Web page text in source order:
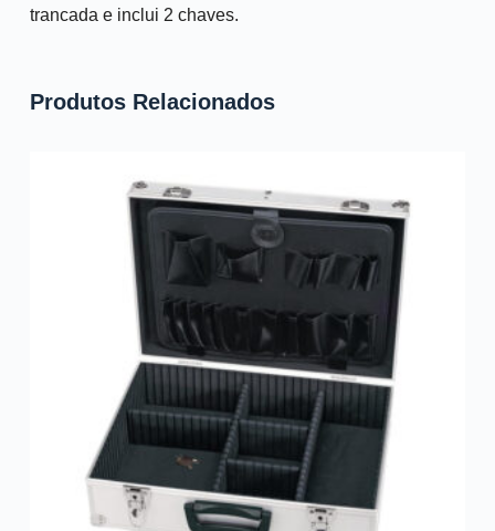
trancada e inclui 2 chaves.
Produtos Relacionados